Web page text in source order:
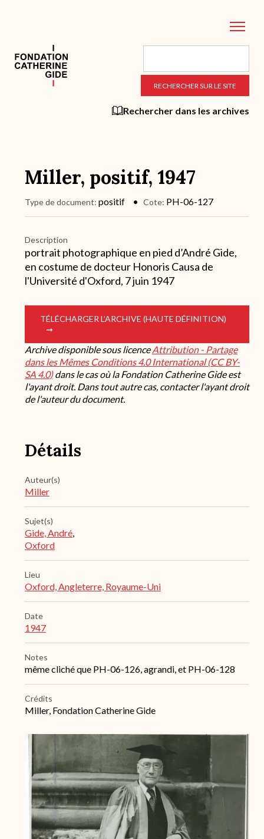
principal
Rechercher dans les archives
Miller, positif, 1947
Type de document positif Cote PH-06-127
Description
portrait photographique en pied d’André Gide,
en costume de docteur Honoris Causa de
l'Université d'Oxford, 7 juin 1947
TÉLÉCHARGER L’ARCHIVE (HAUTE DÉFINITION)
Archive disponible sous licenceAttribution - Partage
dans les Mêmes Conditions 4.0 International (CC BY-
SA 4.0)dans le cas où la Fondation Catherine Gide est
l'ayant droit. Dans tout autre cas, contacter l'ayant droit
de l'auteur du document.
Détails
Auteur(s)
Miller
Sujet(s)
Gide, André,
Oxford
Lieu
Oxford, Angleterre, Royaume-Uni
Date
1947
Notes
même cliché que PH-06-126, agrandi, et PH-06-128
Crédits
Miller, Fondation Catherine Gide
Archive